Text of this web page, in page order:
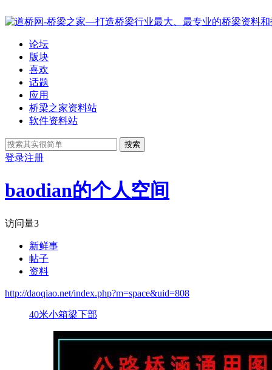
论坛
版块
喜欢
话题
应用
桥梁之家资料站
软件资料站
搜索
登录注册
baodian的个人空间
访问量3
新鲜事
帖子
资料
http://daoqiao.net/index.php?m=space&uid=808
40米小箱梁下部